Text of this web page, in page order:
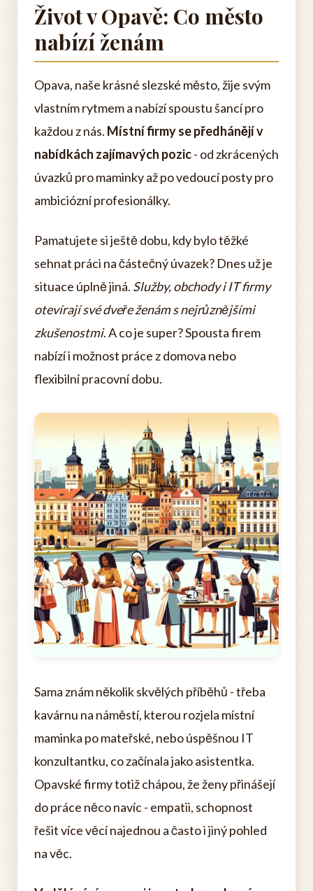
Život v Opavě: Co město
nabízí ženám
Opava, naše krásné slezské město, žije svým
vlastním rytmem a nabízí spoustu šancí pro
každou z nás. Místní firmy se předhánějí v
nabídkách zajímavých pozic- od zkrácených
úvazků pro maminky až po vedoucí posty pro
ambiciózní profesionálky.
Pamatujete si ještě dobu, kdy bylo těžké
sehnat práci na částečný úvazek? Dnes už je
situace úplně jiná. Služby, obchody i IT firmy
otevírají své dveře ženám s nejrůznějšími
zkušenostmi. A co je super? Spousta firem
nabízí i možnost práce z domova nebo
flexibilní pracovní dobu.
Sama znám několik skvělých příběhů - třeba
kavárnu na náměstí, kterou rozjela místní
maminka po mateřské, nebo úspěšnou IT
konzultantku, co začínala jako asistentka.
Opavské firmy totiž chápou, že ženy přinášejí
do práce něco navíc - empatii, schopnost
řešit více věcí najednou a často i jiný pohled
na věc.